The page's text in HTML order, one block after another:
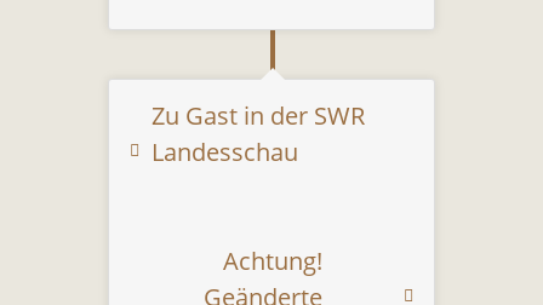
Zu Gast in der SWR
Landesschau
Achtung!
Geänderte